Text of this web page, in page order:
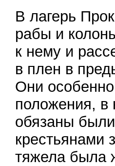
В лагерь
рабы и
к нему и
в плен в
Они особенно
положения, в
обязаны
крестьянами
тяжела была